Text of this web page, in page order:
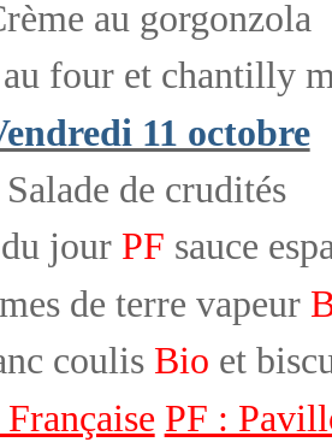
au gorgonzola
four et chantilly
11 octobre
Salade de crudités
jour PF sauce
de terre vapeur
coulis Bio et
PF :